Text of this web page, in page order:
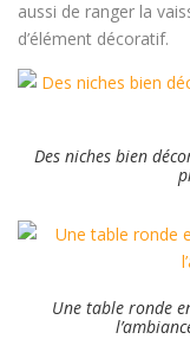
aussi de ranger la
d’élément décoratif.
Des niches bien
Une table ronde